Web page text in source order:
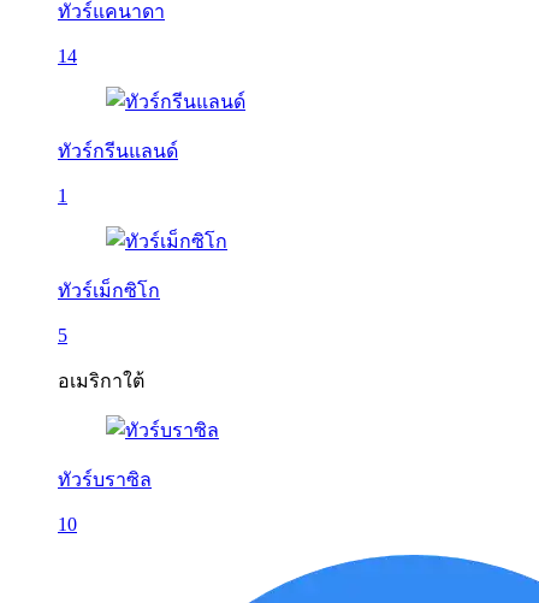
ทัวร์แคนาดา
14
ทัวร์กรีนแลนด์
1
ทัวร์เม็กซิโก
5
อเมริกาใต้
ทัวร์บราซิล
10